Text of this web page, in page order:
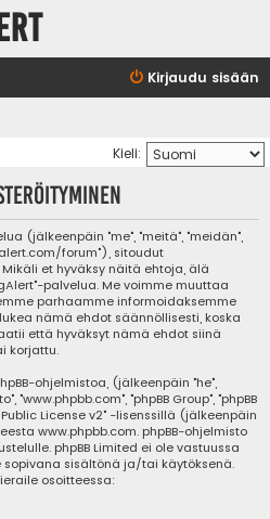
Kirjaudu sisään
Kieli:
(jälkeenpäin "me", "meitä", "meidän",
forum"), sitoudut
et hyväksy näitä ehtoja, älä
palvelua. Me voimme muuttaa
parhaamme informoidaksemme
nämä ehdot säännöllisesti, koska
että hyväksyt nämä ehdot siinä
korjattu.
ohjelmistoa, (jälkeenpäin "he",
"www.phpbb.com", "phpBB Group", "phpBB
License v2" -lisenssillä (jälkeenpäin
www.phpbb.com. phpBB-ohjelmisto
phpBB Limited ei ole vastuussa
sisältönä ja/tai käytöksenä.
osoitteessa: